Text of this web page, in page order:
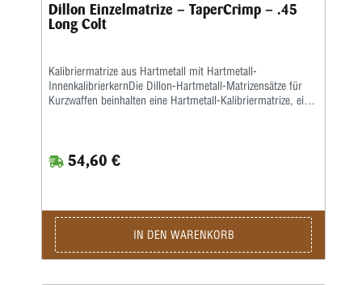
Dillon Einzelmatrize – TaperCrimp – .45
Long Colt
Kalibriermatrize aus Hartmetall mit Hartmetall-
InnenkalibrierkernDie Dillon-Hartmetall-Matrizensätze für
Kurzwaffen beinhalten eine Hartmetall-Kalibriermatrize, eine
dem Pulverfüllen in einem Arbeitsgang geschieht.Sollten Sie
Dillon-Matrizensätze in einer Einstationen-Presse benutzen,
54,60 €
IN DEN WARENKORB